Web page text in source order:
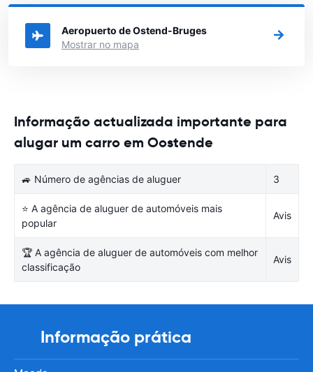
cidade em Bélgica que gostaria de alugar um carro
Aeropuerto de Ostend-Bruges
Mostrar no mapa
Informação actualizada importante para
alugar um carro em Oostende
🚙 Número de agências de aluguer 3
⭐ A agência de aluguer de automóveis mais
popular
Avis
🏆 A agência de aluguer de automóveis com melhor
classificação
Avis
Informação prática